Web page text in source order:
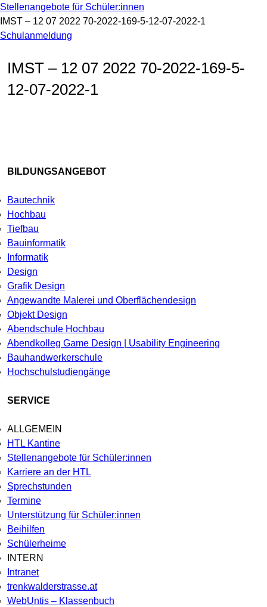
Stellenangebote für Schüler:innen
IMST – 12 07 2022 70-2022-169-5-12-07-2022-1
Schulanmeldung
IMST – 12 07 2022 70-2022-169-5-
12-07-2022-1
BILDUNGSANGEBOT
Bautechnik
Hochbau
Tiefbau
Bauinformatik
Informatik
Design
Grafik Design
Angewandte Malerei und Oberflächendesign
Objekt Design
Abendschule Hochbau
Abendkolleg Game Design | Usability Engineering
Bauhandwerkerschule
Hochschulstudiengänge
SERVICE
ALLGEMEIN
HTL Kantine
Stellenangebote für Schüler:innen
Karriere an der HTL
Sprechstunden
Termine
Unterstützung für Schüler:innen
Beihilfen
Schülerheime
INTERN
Intranet
trenkwalderstrasse.at
WebUntis – Klassenbuch